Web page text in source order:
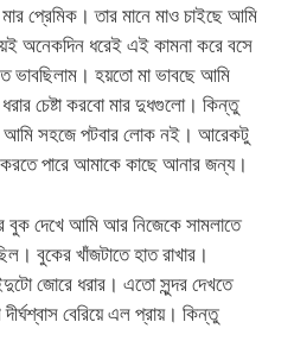
প্রেমিক। তার মানে মাও চাইছে আমি
অনেকদিন ধরেই এই কামনা করে বসে
হয়তো মা ভাবছে আমি
চেষ্টা করবো মার দুধগুলো। কিন্তু
আমি সহজে পটবার লোক নই। আরেকটু
পারে আমাকে কাছে আনার জন্য।
দেখে আমি আর নিজেকে সামলাতে
বুকের খাঁজটাতে হাত রাখার।
জোরে ধরার। এতো সুন্দর দেখতে
বেরিয়ে এল প্রায়। কিন্তু